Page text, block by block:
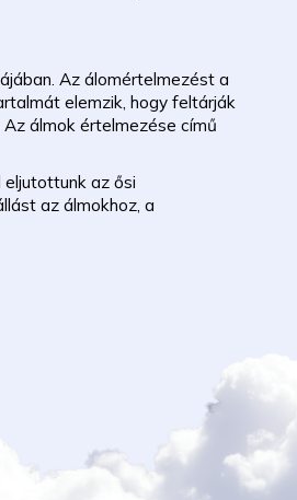
Az álomértelmezést a
elemzik, hogy feltárják
álmok értelmezése című
az ősi
az álmokhoz, a